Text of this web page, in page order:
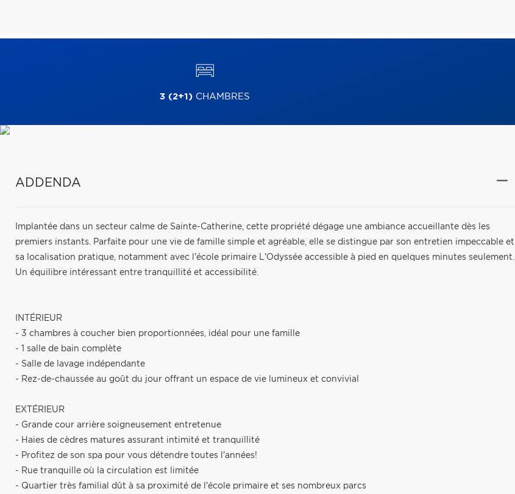
3 (2+1) CHAMBRES
ADDENDA
Implantée dans un secteur calme de Sainte-Catherine, cette propriété dégage une ambiance accueillante dès les
premiers instants. Parfaite pour une vie de famille simple et agréable, elle se distingue par son entretien impeccable et
sa localisation pratique, notamment avec l'école primaire L'Odyssée accessible à pied en quelques minutes seulement.
Un équilibre intéressant entre tranquillité et accessibilité.
INTÉRIEUR
- 3 chambres à coucher bien proportionnées, idéal pour une famille
- 1 salle de bain complète
- Salle de lavage indépendante
- Rez-de-chaussée au goût du jour offrant un espace de vie lumineux et convivial
EXTÉRIEUR
- Grande cour arrière soigneusement entretenue
- Haies de cèdres matures assurant intimité et tranquillité
- Profitez de son spa pour vous détendre toutes l'années!
- Rue tranquille où la circulation est limitée
- Quartier très familial dût à sa proximité de l'école primaire et ses nombreux parcs